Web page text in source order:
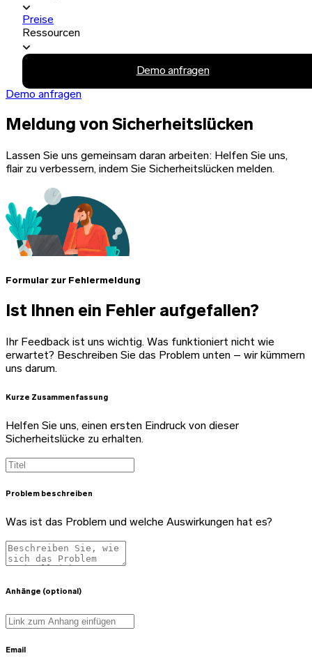
Preise
Ressourcen
Demo anfragen
Demo anfragen
Meldung von Sicherheitslücken
Lassen Sie uns gemeinsam daran arbeiten: Helfen Sie uns,
flair zu verbessern, indem Sie Sicherheitslücken melden.
Formular zur Fehlermeldung
Ist Ihnen ein Fehler aufgefallen?
Ihr Feedback ist uns wichtig. Was funktioniert nicht wie
erwartet? Beschreiben Sie das Problem unten – wir kümmern
uns darum.
Kurze Zusammenfassung
Helfen Sie uns, einen ersten Eindruck von dieser
Sicherheitslücke zu erhalten.
Problem beschreiben
Was ist das Problem und welche Auswirkungen hat es?
Anhänge (optional)
Email